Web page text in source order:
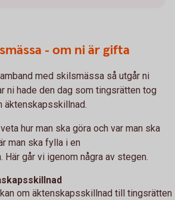
- om ni är gifta
med skilsmässa så utgår ni
ni hade den dag som tingsrätten tog
äktenskapsskillnad.
hur man ska göra och var man ska
man ska fylla i en
går vi igenom några av stegen.
om äktenskapsskillnad till tingsrätten